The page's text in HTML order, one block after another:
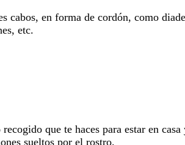
cabos, en forma de cordón, como
etc.
que te haces para estar en
sueltos por el rostro.